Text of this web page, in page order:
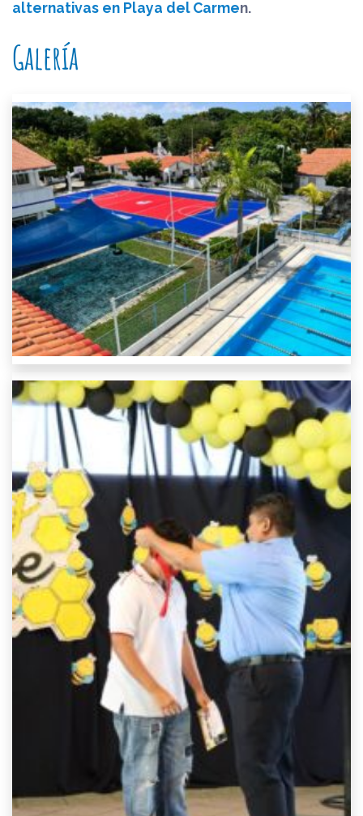
alternativas en Playa del Carmen.
Galería